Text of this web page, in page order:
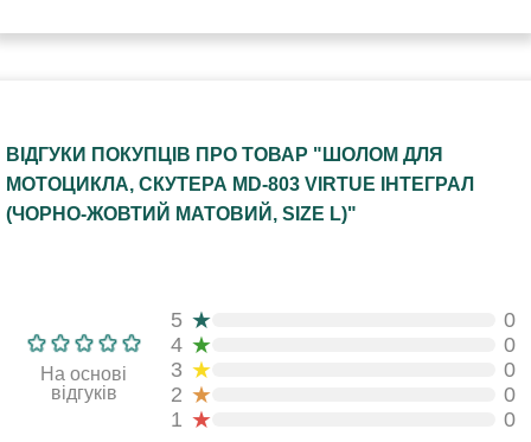
ВІДГУКИ ПОКУПЦІВ ПРО ТОВАР "ШОЛОМ ДЛЯ
МОТОЦИКЛА, СКУТЕРА MD-803 VIRTUE ІНТЕГРАЛ
(ЧОРНО-ЖОВТИЙ МАТОВИЙ, SIZE L)"
На основі
відгуків
5 ★
0
4 ★
0
3 ★
0
2 ★
0
1 ★ 0